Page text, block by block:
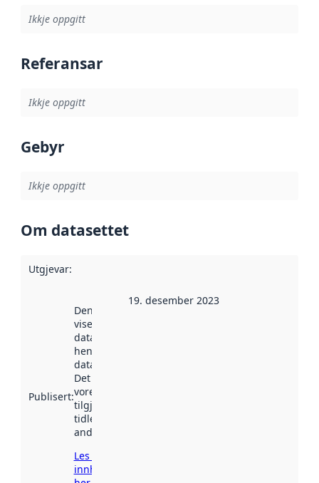
Ikkje oppgitt
Referansar
Ikkje oppgitt
Gebyr
Ikkje oppgitt
Om datasettet
Utgjevar:
Publisert:
Denne datoen
viser når
datasettet vart
henta inn av
data.norge.no.
Det kan ha
vore
tilgjengeleg
tidlegare
andre stader.
Les meir om
innhenting
19. desember 2023